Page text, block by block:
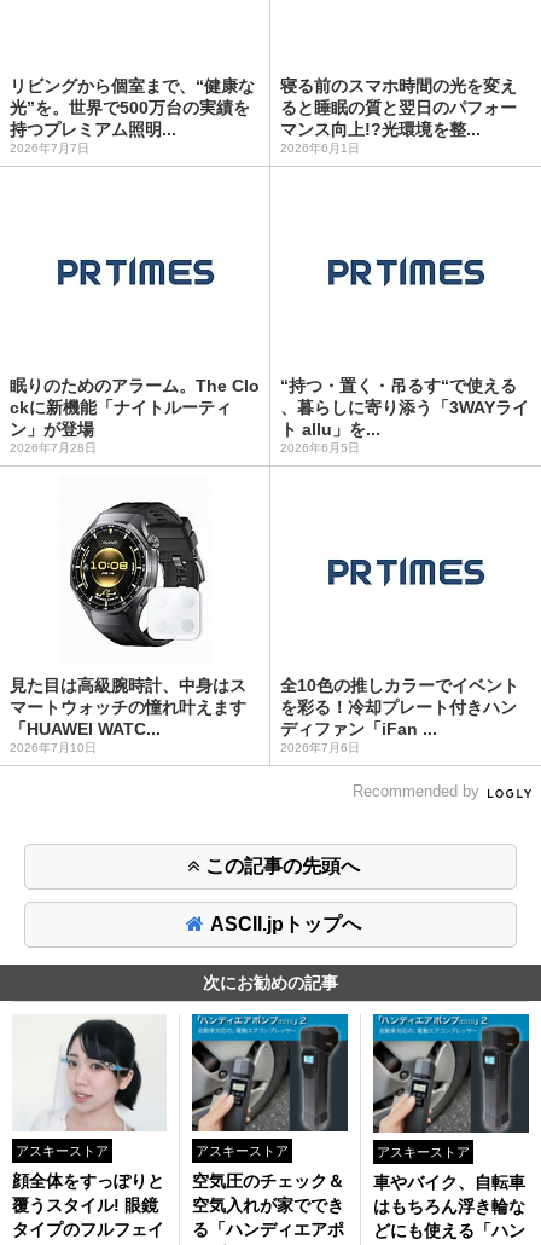
リビングから個室まで、“健康な
光”を。世界で500万台の実績を
持つプレミアム照明...
2026年7月7日
寝る前のスマホ時間の光を変え
ると睡眠の質と翌日のパフォー
マンス向上!?光環境を整...
2026年6月1日
眠りのためのアラーム。The Clo
ckに新機能「ナイトルーティ
ン」が登場
2026年7月28日
“持つ・置く・吊るす“で使える
、暮らしに寄り添う「3WAYライ
ト allu」を...
2026年6月5日
見た目は高級腕時計、中身はス
マートウォッチの憧れ叶えます
「HUAWEI WATC...
2026年7月10日
全10色の推しカラーでイベント
を彩る！冷却プレート付きハン
ディファン「iFan ...
2026年7月6日
Recommended by
この記事の先頭へ
ASCII.jpトップへ
次にお勧めの記事
アスキーストア
顔全体をすっぽりと
覆うスタイル! 眼鏡
タイプのフルフェイ
アスキーストア
空気圧のチェック＆
空気入れが家ででき
る「ハンディエアポ
アスキーストア
車やバイク、自転車
はもちろん浮き輪な
どにも使える「ハン